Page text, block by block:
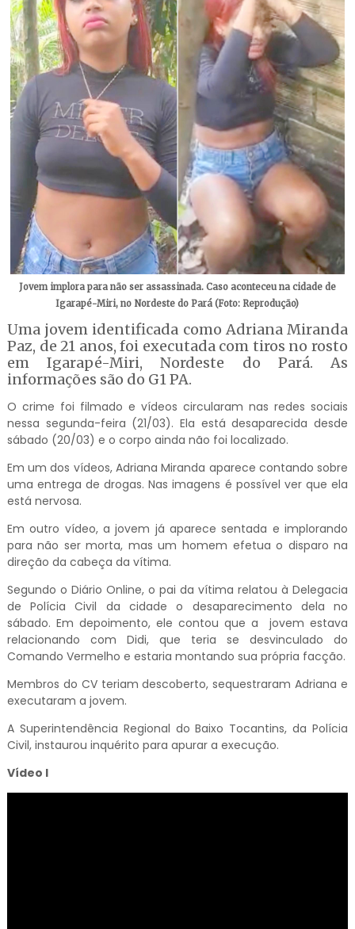
Jovem implora para não ser assassinada. Caso aconteceu na cidade de
Igarapé-Miri, no Nordeste do Pará (Foto: Reprodução)
Uma jovem identificada como Adriana Miranda
Paz, de 21 anos, foi executada com tiros no rosto
em Igarapé-Miri, Nordeste do Pará. As
informações são do G1 PA.
O crime foi filmado e vídeos circularam nas redes sociais
nessa segunda-feira (21/03). Ela está desaparecida desde
sábado (20/03) e o corpo ainda não foi localizado.
Em um dos vídeos, Adriana Miranda aparece contando sobre
uma entrega de drogas. Nas imagens é possível ver que ela
está nervosa.
Em outro vídeo, a jovem já aparece sentada e implorando
para não ser morta, mas um homem efetua o disparo na
direção da cabeça da vítima.
Segundo o Diário Online, o pai da vítima relatou à Delegacia
de Polícia Civil da cidade o desaparecimento dela no
sábado. Em depoimento, ele contou que a jovem estava
relacionando com Didi, que teria se desvinculado do
Comando Vermelho e estaria montando sua própria facção.
Membros do CV teriam descoberto, sequestraram Adriana e
executaram a jovem.
A Superintendência Regional do Baixo Tocantins, da Polícia
Civil, instaurou inquérito para apurar a execução.
Vídeo I